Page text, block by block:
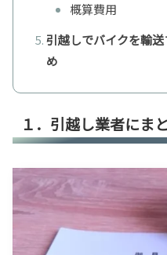
概算費用
引越しでバイクを輸
め
１．引越し業者にま